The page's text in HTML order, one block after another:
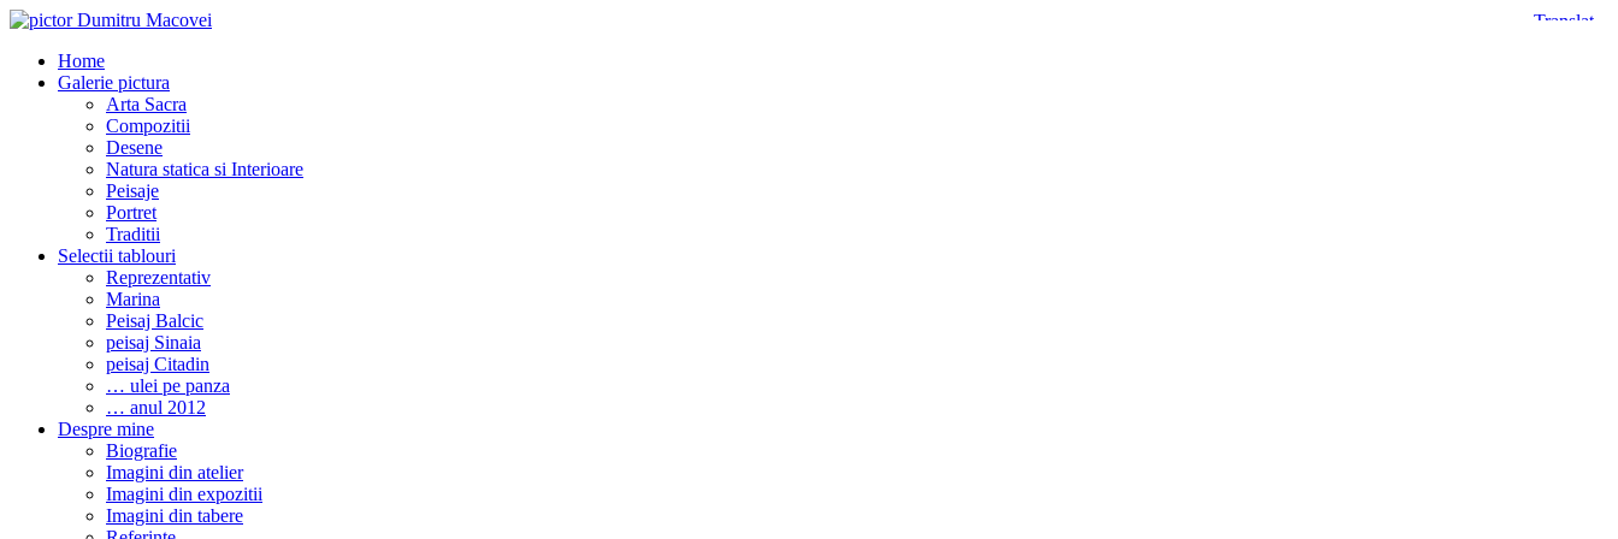
Home
Galerie pictura
Arta Sacra
Compozitii
Desene
Natura statica si Interioare
Peisaje
Portret
Traditii
Selectii tablouri
Reprezentativ
Marina
Peisaj Balcic
peisaj Sinaia
peisaj Citadin
… ulei pe panza
… anul 2012
Despre mine
Biografie
Imagini din atelier
Imagini din expozitii
Imagini din tabere